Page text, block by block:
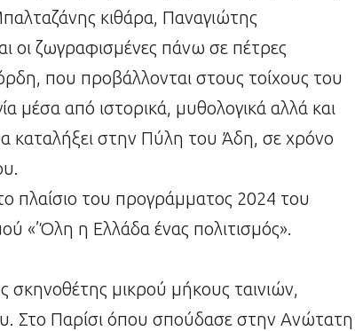
κιθάρα, Παναγιώτης
οι ζωγραφισμένες πάνω σε πέτρες
που προβάλλονται στους τοίχους του
μέσα από ιστορικά, μυθολογικά αλλά και
καταλήξει στην Πύλη του Άδη, σε χρόνο
πλαίσιο του προγράμματος 2024 του
«’Όλη η Ελλάδα ένας πολιτισμός».
μικρού μήκους ταινιών,
Στο Παρίσι όπου σπούδασε στην Ανώτατη